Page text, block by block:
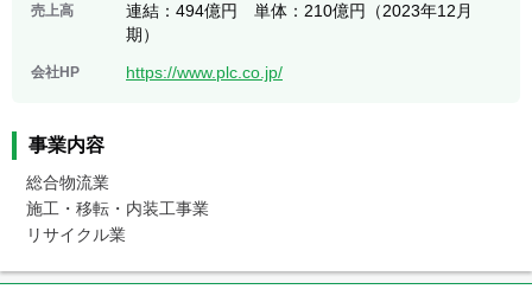
売上高
連結：494億円 単体：210億円（2023年12月
期）
会社HP https://www.plc.co.jp/
事業内容
総合物流業
施工・移転・内装工事業
リサイクル業